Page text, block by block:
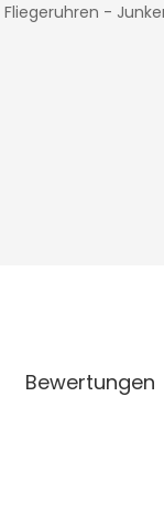
Fliegeruhren -
Bewertungen